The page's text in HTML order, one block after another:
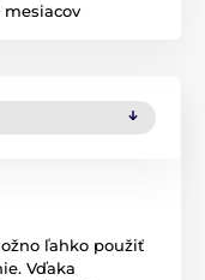
mesiacov
ľahko použiť
Vďaka